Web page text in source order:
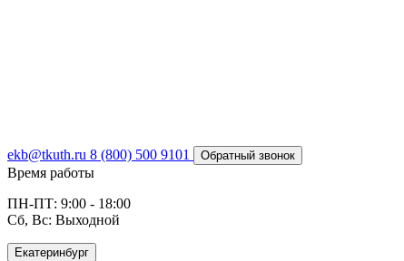
ekb@tkuth.ru 8 (800) 500 9101 Обратный звонок
Время работы
ПН-ПТ: 9:00 - 18:00
Сб, Вс: Выходной
Екатеринбург